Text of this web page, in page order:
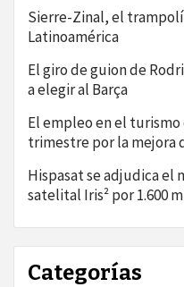
Sierre-Zinal, el
Latinoamérica
El giro de guion de
a elegir al Barça
El empleo en el turismo
trimestre por la mejora
Hispasat se adjudica el
satelital Iris² por 1.600
Categorías